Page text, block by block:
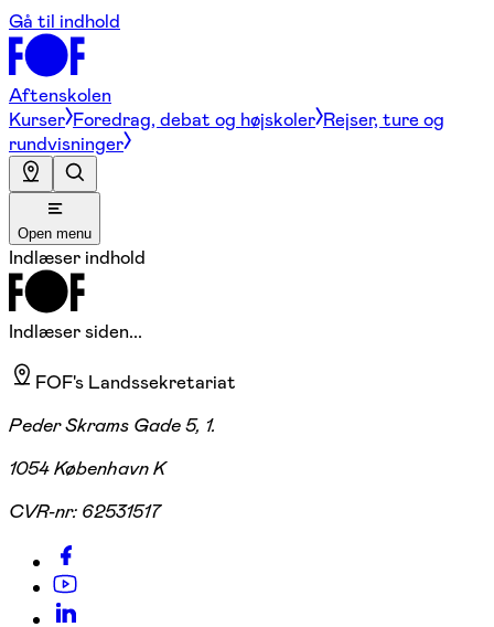
Gå til indhold
Aftenskolen
Kurser Foredrag, debat og højskoler Rejser, ture og
rundvisninger
Open menu
Indlæser indhold
Indlæser siden...
FOF's Landssekretariat
Peder Skrams Gade 5, 1.
1054 København K
CVR-nr: 62531517